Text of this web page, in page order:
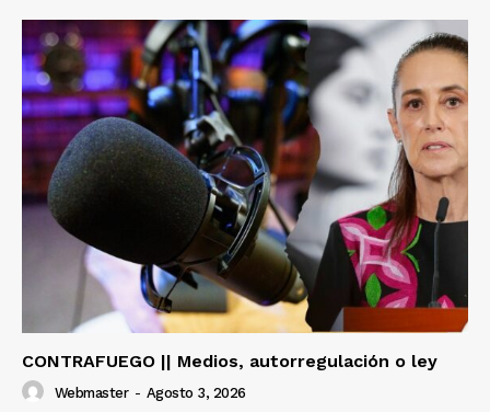
CONTRAFUEGO || Medios, autorregulación o ley
Webmaster - Agosto 3, 2026